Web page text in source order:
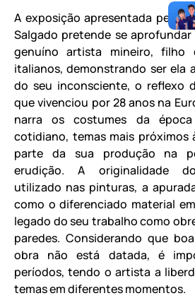
A exposição apresentada pela
Salgado pretende se
genuíno artista mineiro, filho
italianos, demonstrando ser ela
do seu inconsciente, o reflexo
que vivenciou por 28 anos na
narra os costumes da
cotidiano, temas mais próximos
parte da sua produção na
erudição. A originalidade
utilizado nas pinturas, a
como o diferenciado material
legado do seu trabalho como
paredes. Considerando que
obra não está datada, é
períodos, tendo o artista a
temas em diferentes momentos.